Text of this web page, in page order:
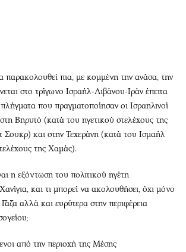
Wine routes
Podcasts
Uncut
Προσφορές
Επιστολές
παρακολουθεί πια, με κομμένη την ανάσα, την
στο τρίγωνο Ισραήλ-Λιβάνου-Ιράν έπειτα
που πραγματοποίησαν οι Ισραηλινοί
στη Βηρυτό (κατά του ηγετικού στελέχους της
και στην Τεχεράνη (κατά του Ισμαήλ
της Χαμάς).
η εξόντωση του πολιτικού ηγέτη
και τι μπορεί να ακολουθήσει, όχι μόνο
αλλά και ευρύτερα στην περιφέρεια
από την περιοχή της Μέσης